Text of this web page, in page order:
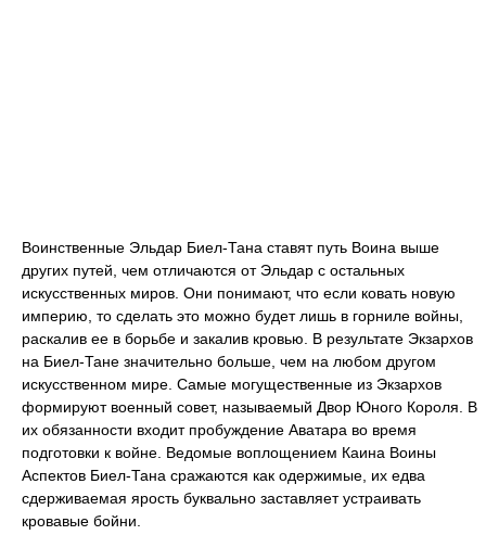
Воинственные Эльдар Биел-Тана ставят путь Воина выше
других путей, чем отличаются от Эльдар с остальных
искусственных миров. Они понимают, что если ковать новую
империю, то сделать это можно будет лишь в горниле войны,
раскалив ее в борьбе и закалив кровью. В результате Экзархов
на Биел-Тане значительно больше, чем на любом другом
искусственном мире. Самые могущественные из Экзархов
формируют военный совет, называемый Двор Юного Короля. В
их обязанности входит пробуждение Аватара во время
подготовки к войне. Ведомые воплощением Каина Воины
Аспектов Биел-Тана сражаются как одержимые, их едва
сдерживаемая ярость буквально заставляет устраивать
кровавые бойни.